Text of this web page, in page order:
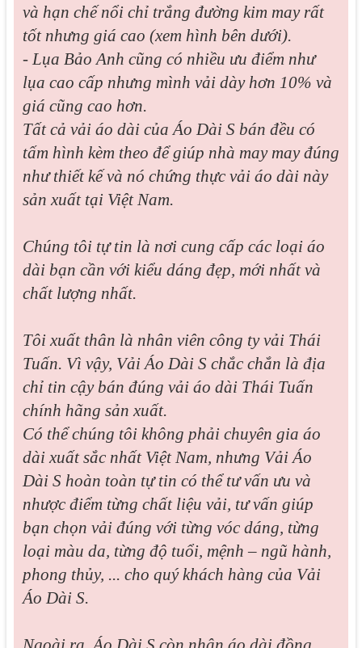
và hạn chế nổi chỉ trắng đường kim may rất
tốt nhưng giá cao (xem hình bên dưới).
- Lụa Bảo Anh cũng có nhiều ưu điểm như
lụa cao cấp nhưng mình vải dày hơn 10% và
giá cũng cao hơn.
Tất cả vải áo dài của Áo Dài S bán đều có
tấm hình kèm theo để giúp nhà may may đúng
như thiết kế và nó chứng thực vải áo dài này
sản xuất tại Việt Nam.
Chúng tôi tự tin là nơi cung cấp các loại áo
dài bạn cần với kiểu dáng đẹp, mới nhất và
chất lượng nhất.
Tôi xuất thân là nhân viên công ty vải Thái
Tuấn. Vì vậy, Vải Áo Dài S chắc chắn là địa
chỉ tin cậy bán đúng vải áo dài Thái Tuấn
chính hãng sản xuất.
Có thể chúng tôi không phải chuyên gia áo
dài xuất sắc nhất Việt Nam, nhưng Vải Áo
Dài S hoàn toàn tự tin có thể tư vấn ưu và
nhược điểm từng chất liệu vải, tư vấn giúp
bạn chọn vải đúng với từng vóc dáng, từng
loại màu da, từng độ tuổi, mệnh – ngũ hành,
phong thủy, ... cho quý khách hàng của Vải
Áo Dài S.